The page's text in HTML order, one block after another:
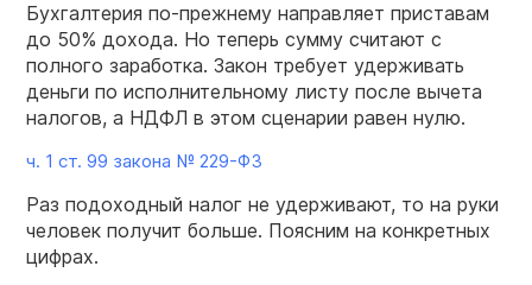
Бухгалтерия по-прежнему направляет приставам
до 50% дохода. Но теперь сумму считают с
полного заработка. Закон требует удерживать
деньги по исполнительному листу после вычета
налогов, а НДФЛ в этом сценарии равен нулю.
ч. 1 ст. 99 закона № 229-ФЗ
Раз подоходный налог не удерживают, то на руки
человек получит больше. Поясним на конкретных
цифрах.